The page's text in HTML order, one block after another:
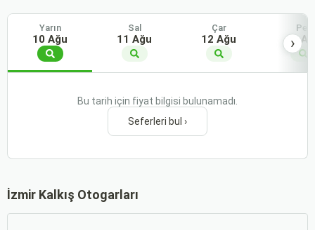
Yarın
10 Ağu
Sal
11 Ağu
Çar
12 Ağu
Per
13
›
Bu tarih için fiyat bilgisi bulunamadı.
Seferleri bul ›
İzmir Kalkış Otogarları